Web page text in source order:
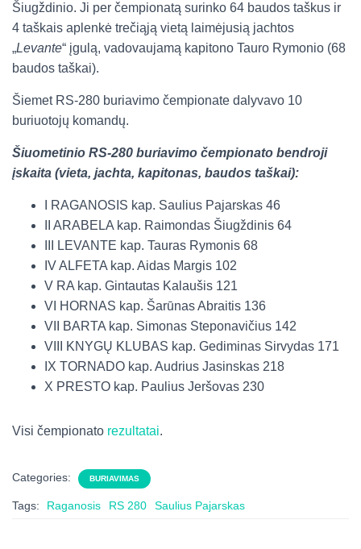
Šiugždinio. Ji per čempionatą surinko 64 baudos taškus ir
4 taškais aplenkė trečiąją vietą laimėjusią jachtos
„Levante“ įgulą, vadovaujamą kapitono Tauro Rymonio (68
baudos taškai).
Šiemet RS-280 buriavimo čempionate dalyvavo 10
buriuotojų komandų.
Šiuometinio RS-280 buriavimo čempionato bendroji
įskaita (vieta, jachta, kapitonas, baudos taškai):
I RAGANOSIS kap. Saulius Pajarskas 46
II ARABELA kap. Raimondas Šiugždinis 64
III LEVANTE kap. Tauras Rymonis 68
IV ALFETA kap. Aidas Margis 102
V RA kap. Gintautas Kalaušis 121
VI HORNAS kap. Šarūnas Abraitis 136
VII BARTA kap. Simonas Steponavičius 142
VIII KNYGŲ KLUBAS kap. Gediminas Sirvydas 171
IX TORNADO kap. Audrius Jasinskas 218
X PRESTO kap. Paulius Jeršovas 230
Visi čempionato rezultatai.
Categories: BURIAVIMAS
Tags: Raganosis RS 280 Saulius Pajarskas